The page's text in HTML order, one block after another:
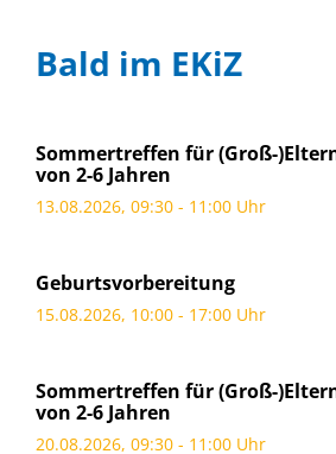
Bald im EKiZ
Sommertreffen für (Groß-
von 2-6 Jahren
13.08.2026, 09:30 - 11:00 Uhr
Geburtsvorbereitung
15.08.2026, 10:00 - 17:00 Uhr
Sommertreffen für (Groß-
von 2-6 Jahren
20.08.2026, 09:30 - 11:00 Uhr